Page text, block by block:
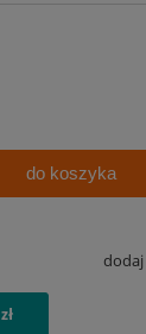
do koszyka